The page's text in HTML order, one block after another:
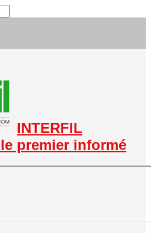
INTERFIL
premier informé